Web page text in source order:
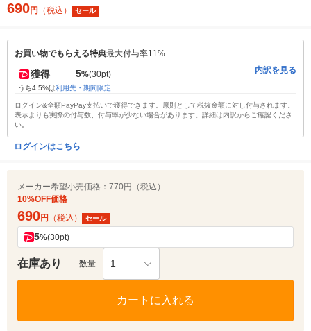
690円 （税込） セール
お買い物でもらえる特典最大付与率11%
獲得 5%(30pt)
うち4.5%は利用先・期間限定
内訳を見る
ログイン&全額PayPay支払いで獲得できます。原則として税抜金額に対し付与されます。
表示よりも実際の付与数、付与率が少ない場合があります。詳細は内訳からご確認くださ
い。
ログインはこちら
メーカー希望小売価格： 770円（税込）
10%OFF価格
690円 （税込） セール
5%(30pt)
在庫あり 数量 1
カートに入れる